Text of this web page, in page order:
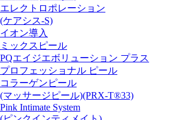
エレクトロポレーション
(ケアシス-S)
イオン導入
ミックスピール
PQエイジエボリューション プラス
プロフェッショナル ピール
コラーゲンピール
(マッサージピール)(PRX-T®33)
Pink Intimate System